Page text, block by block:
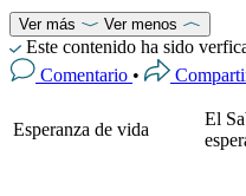
Ver más Ver menos
Este contenido ha sido
Comentario •
Esperanza de vida
El